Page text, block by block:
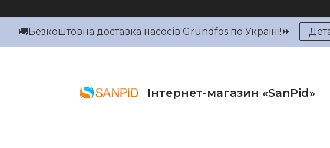
🚚Безкоштовна доставка насосів Grundfos по Україні!⏩
Інтернет-магазин «SanPid»